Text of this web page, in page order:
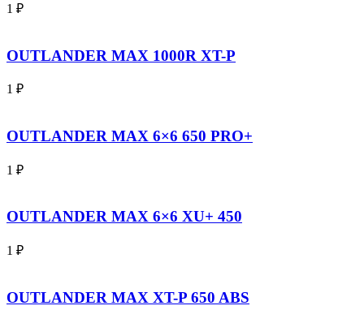
1 ₽
OUTLANDER MAX 1000R XT-P
1 ₽
OUTLANDER MAX 6×6 650 PRO+
1 ₽
OUTLANDER MAX 6×6 XU+ 450
1 ₽
OUTLANDER MAX XT-P 650 ABS